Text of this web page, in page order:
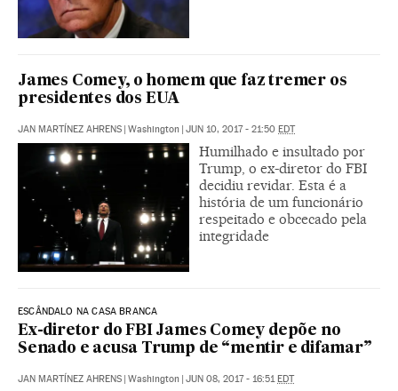
James Comey, o homem que faz tremer os
presidentes dos EUA
JAN MARTÍNEZ AHRENS | Washington | JUN 10, 2017 - 21:50 EDT
Humilhado e insultado por
Trump, o ex-diretor do FBI
decidiu revidar. Esta é a
história de um funcionário
respeitado e obcecado pela
integridade
ESCÂNDALO NA CASA BRANCA
Ex-diretor do FBI James Comey depõe no
Senado e acusa Trump de “mentir e difamar”
JAN MARTÍNEZ AHRENS | Washington | JUN 08, 2017 - 16:51EDT